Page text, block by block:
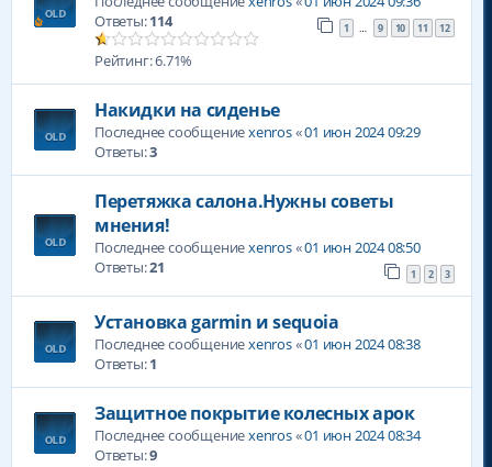
Ответы:114 1 … 9 10 11 12
Рейтинг: 6.71%
Накидки на сиденье
Последнее сообщениеxenros«01 июн 2024 09:29
Ответы:3
Перетяжка салона.Нужны советы
мнения!
Последнее сообщениеxenros«01 июн 2024 08:50
Ответы:21 1 2 3
Установка garmin и sequoia
Последнее сообщениеxenros«01 июн 2024 08:38
Ответы:1
Защитное покрытие колесных арок
Последнее сообщениеxenros«01 июн 2024 08:34
Ответы:9